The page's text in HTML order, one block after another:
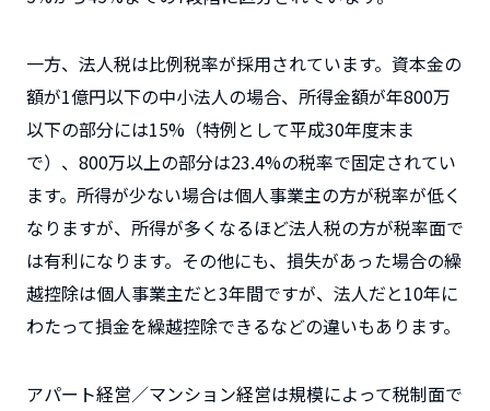
一方、法人税は比例税率が採用されています。資本金の
額が1億円以下の中小法人の場合、所得金額が年800万
以下の部分には15%（特例として平成30年度末ま
で）、800万以上の部分は23.4%の税率で固定されてい
ます。所得が少ない場合は個人事業主の方が税率が低く
なりますが、所得が多くなるほど法人税の方が税率面で
は有利になります。その他にも、損失があった場合の繰
越控除は個人事業主だと3年間ですが、法人だと10年に
わたって損金を繰越控除できるなどの違いもあります。
アパート経営／マンション経営は規模によって税制面で